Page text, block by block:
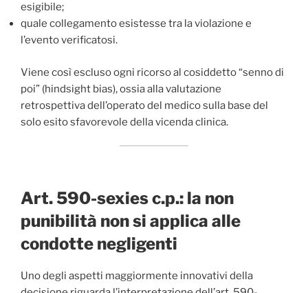
esigibile;
quale collegamento esistesse tra la violazione e
l’evento verificatosi.
Viene così escluso ogni ricorso al cosiddetto “senno di
poi” (hindsight bias), ossia alla valutazione
retrospettiva dell’operato del medico sulla base del
solo esito sfavorevole della vicenda clinica.
Art. 590-sexies c.p.: la non
punibilità non si applica alle
condotte negligenti
Uno degli aspetti maggiormente innovativi della